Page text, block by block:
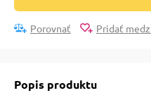
Porovnať Pridať
Popis produktu